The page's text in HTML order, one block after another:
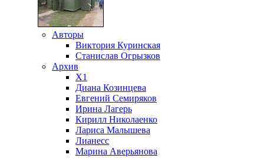
Авторы
Виктория Куринская
Станислав Огрызков
Архив
X1
Диана Козинцева
Евгений Семиряков
Ирина Лагерь
Кирилл Николаенко
Лариса Малышева
Лианесс
Марина Аверьянова